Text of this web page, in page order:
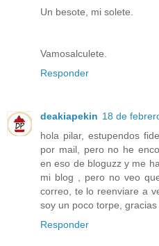
Un besote, mi solete.
Vamosalculete.
Responder
deakiapekin 18 de
hola pilar, estupendos
por mail, pero no he
en eso de bloguzz y me
mi blog , pero no veo
correo, te lo reenviare a
soy un poco torpe,
Responder